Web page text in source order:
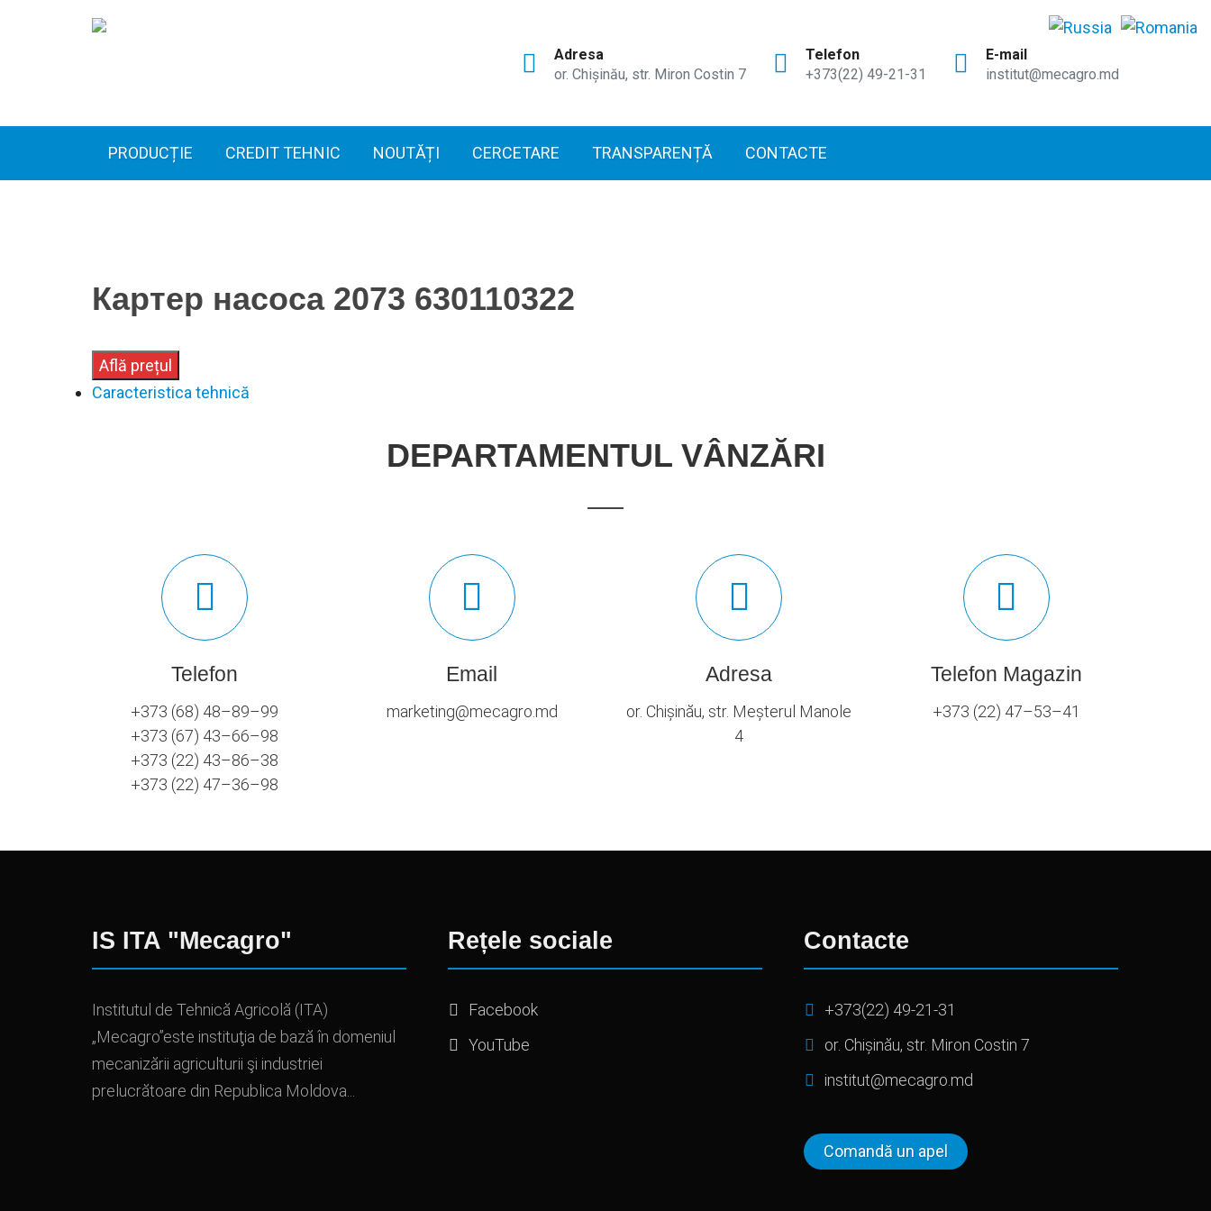
Adresa
or. Chișinău, str. Miron Costin 7
Telefon
+373(22) 49-21-31
E-mail
institut@mecagro.md
PRODUCȚIE CREDIT TEHNIC NOUTĂȚI CERCETARE TRANSPARENȚĂ CONTACTE
Картер насоса 2073 630110322
Află prețul
Caracteristica tehnică
DEPARTAMENTUL VÂNZĂRI
Telefon
+373 (68) 48–89–99
+373 (67) 43–66–98
+373 (22) 43–86–38
+373 (22) 47–36–98
Email
marketing@mecagro.md
Adresa
or. Chișinău, str. Meșterul Manole
4
Telefon Magazin
+373 (22) 47–53–41
IS ITA "Mecagro"
Institutul de Tehnică Agricolă (ITA)
„Mecagro”este instituţia de bază în domeniul
mecanizării agriculturii şi industriei
prelucrătoare din Republica Moldova...
Rețele sociale
Facebook
YouTube
Contacte
+373(22) 49-21-31
or. Chișinău, str. Miron Costin 7
institut@mecagro.md
Comandă un apel